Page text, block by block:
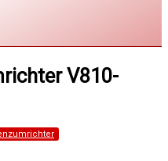
V810-